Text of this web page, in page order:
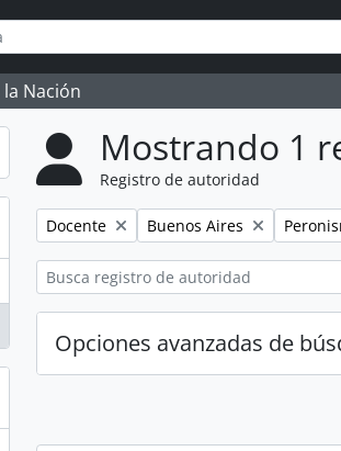
Nación
Mostrando 1
Registro de autoridad
Remove filter:
Docente Remove filter:
Buenos Aires
Opciones avanzadas de